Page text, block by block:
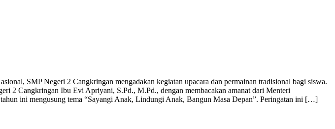
SMP Negeri 2 Cangkringan mengadakan kegiatan upacara dan permainan tradisional bagi siswa.
2 Cangkringan Ibu Evi Apriyani, S.Pd., M.Pd., dengan membacakan amanat dari Menteri
ini mengusung tema “Sayangi Anak, Lindungi Anak, Bangun Masa Depan”. Peringatan ini […]